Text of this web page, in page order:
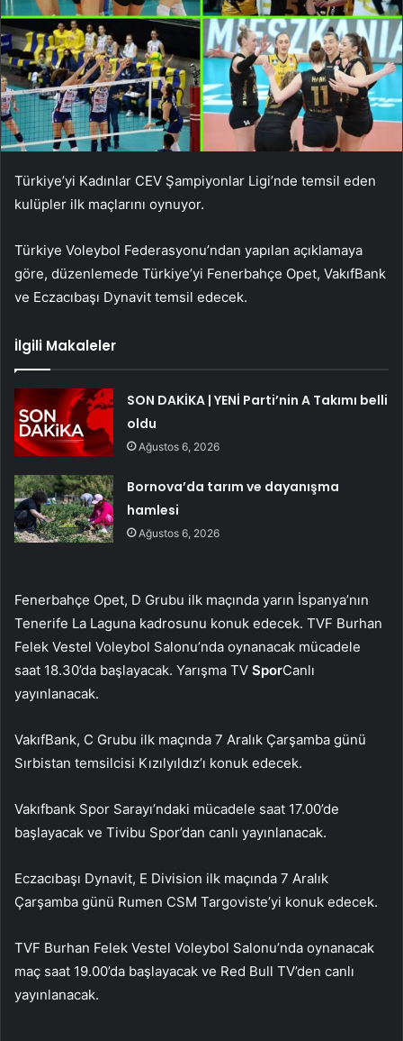
Türkiye’yi Kadınlar CEV Şampiyonlar Ligi’nde temsil eden
kulüpler ilk maçlarını oynuyor.
Türkiye Voleybol Federasyonu’ndan yapılan açıklamaya
göre, düzenlemede Türkiye’yi Fenerbahçe Opet, VakıfBank
ve Eczacıbaşı Dynavit temsil edecek.
İlgili Makaleler
SON DAKİKA | YENİ Parti’nin A Takımı belli
oldu
Ağustos 6, 2026
Bornova’da tarım ve dayanışma
hamlesi
Ağustos 6, 2026
Fenerbahçe Opet, D Grubu ilk maçında yarın İspanya’nın
Tenerife La Laguna kadrosunu konuk edecek. TVF Burhan
Felek Vestel Voleybol Salonu’nda oynanacak mücadele
saat 18.30’da başlayacak. Yarışma TV SporCanlı
yayınlanacak.
VakıfBank, C Grubu ilk maçında 7 Aralık Çarşamba günü
Sırbistan temsilcisi Kızılyıldız’ı konuk edecek.
Vakıfbank Spor Sarayı’ndaki mücadele saat 17.00’de
başlayacak ve Tivibu Spor’dan canlı yayınlanacak.
Eczacıbaşı Dynavit, E Division ilk maçında 7 Aralık
Çarşamba günü Rumen CSM Targoviste’yi konuk edecek.
TVF Burhan Felek Vestel Voleybol Salonu’nda oynanacak
maç saat 19.00’da başlayacak ve Red Bull TV’den canlı
yayınlanacak.